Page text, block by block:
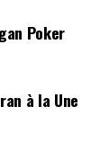
Poker
à la Une